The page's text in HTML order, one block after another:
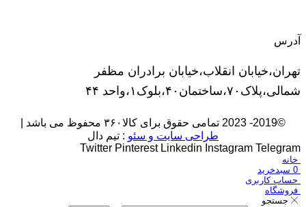
آدرس
تهران،خیابان انقلاب،خیابان برادران مظفر
شمالی،پلاک۷۰،ساختمان۴۰،بلوک۱،واحد ۴۴
©2019- 2023 تمامی حقوق برای کالا۳۶۰ محفوظ می باشد |
طراحی سایت و سئو : تیم دال
Twitter Pinterest Linkedin Instagram Telegram
خانه
0 سبدخرید
حساب کاربری
فروشگاه
جستجو